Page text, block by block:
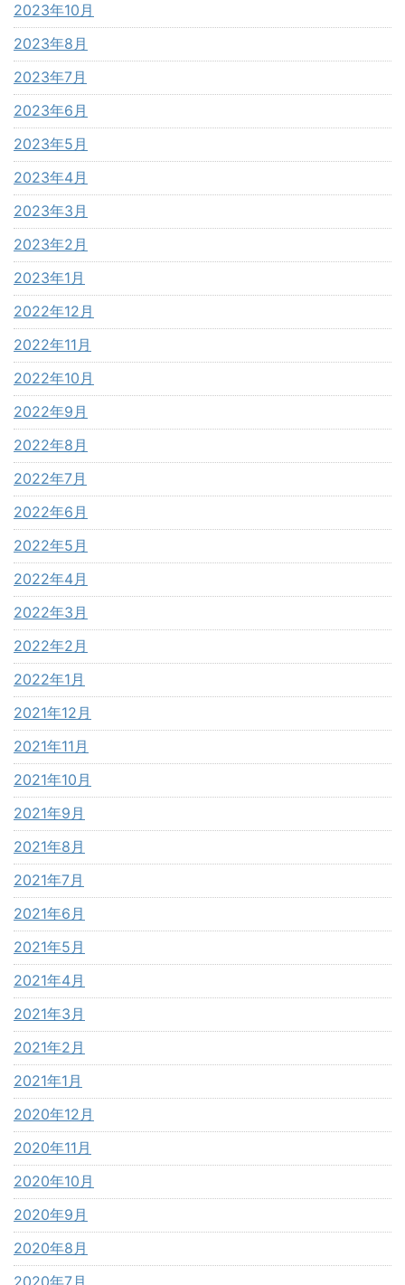
2023年10月
2023年8月
2023年7月
2023年6月
2023年5月
2023年4月
2023年3月
2023年2月
2023年1月
2022年12月
2022年11月
2022年10月
2022年9月
2022年8月
2022年7月
2022年6月
2022年5月
2022年4月
2022年3月
2022年2月
2022年1月
2021年12月
2021年11月
2021年10月
2021年9月
2021年8月
2021年7月
2021年6月
2021年5月
2021年4月
2021年3月
2021年2月
2021年1月
2020年12月
2020年11月
2020年10月
2020年9月
2020年8月
2020年7月